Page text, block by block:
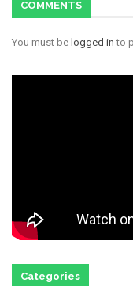
COMMENTS
You must be logged in to
Categories